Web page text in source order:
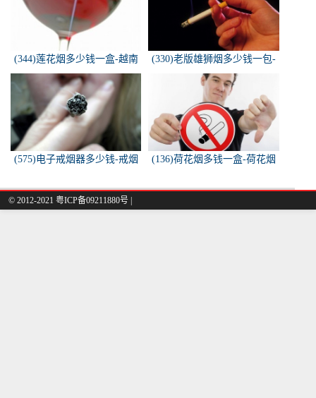
(344)莲花烟多少钱一盒-越南
莲花香烟这款多少钱一条？
(330)老版雄狮烟多少钱一包-
雄狮烟多少钱一包了哦！
(575)电子戒烟器多少钱-戒烟
(136)荷花烟多钱一盒-荷花烟
© 2012-2021 粤ICP备09211880号 |